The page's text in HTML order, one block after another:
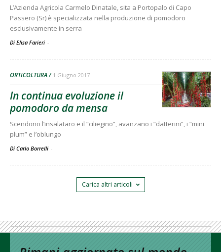
L’Azienda Agricola Carmelo Dinatale, sita a Portopalo di Capo
Passero (Sr) è specializzata nella produzione di pomodoro
esclusivamente in serra
Di Elisa Farieri -
ORTICOLTURA 1 Giugno 2017
In continua evoluzione il
pomodoro da mensa
Scendono l’insalataro e il “ciliegino”, avanzano i “datterini”, i “mini
plum” e l’oblungo
Di Carlo Borrelli -
Carica altri articoli